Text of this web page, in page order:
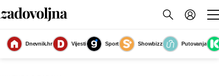
Dnevnik.hr Vijesti Sport Showbizz
Putovanja
Mjesečni horoskop za svibanj - 12
(Foto: Zadovoljna.hr)